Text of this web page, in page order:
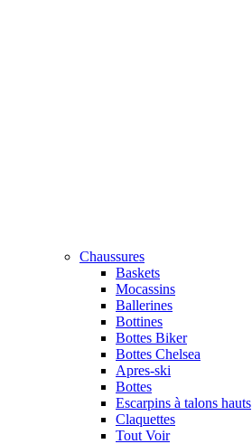
Chaussures
Baskets
Mocassins
Ballerines
Bottines
Bottes Biker
Bottes Chelsea
Apres-ski
Bottes
Escarpins à talons hauts
Claquettes
Tout Voir